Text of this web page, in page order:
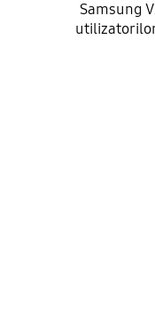
Samsung